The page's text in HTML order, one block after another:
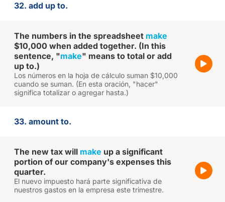
32. add up to.
The numbers in the spreadsheet make
$10,000 when added together. (In this
sentence, "make" means to total or add
up to.)
Los números en la hoja de cálculo suman $10,000
cuando se suman. (En esta oración, "hacer"
significa totalizar o agregar hasta.)
33. amount to.
The new tax will make up a significant
portion of our company's expenses this
quarter.
El nuevo impuesto hará parte significativa de
nuestros gastos en la empresa este trimestre.